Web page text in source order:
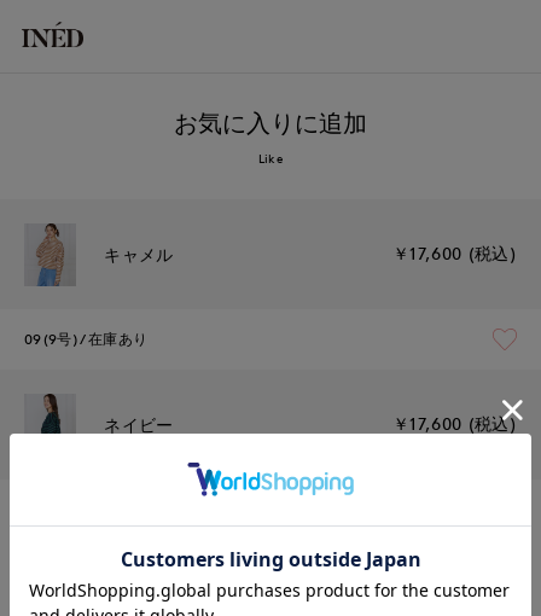
お気に入りに追加
Like
キャメル ￥17,600 (税込)
09(9号) 在庫あり
ネイビー ￥17,600 (税込)